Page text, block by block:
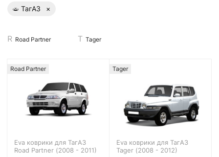
ТагАЗ ×
Road Partner Tager
Road Partner
Eva коврики для ТагАЗ
Road Partner (2008 - 2011)
Tager
Eva коврики для ТагАЗ
Tager (2008 - 2012)